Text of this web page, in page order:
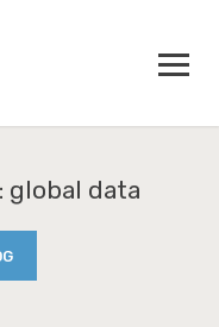
global data